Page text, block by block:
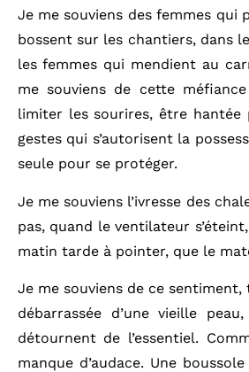
Je me souviens des femmes
bossent sur les chantiers, dans
les femmes qui mendient au
me souviens de cette
limiter les sourires, être
gestes qui s’autorisent la
seule pour se protéger.
Je me souviens l’ivresse des
pas, quand le ventilateur
matin tarde à pointer, que le
Je me souviens de ce
débarrassée d’une vieille
détournent de l’essentiel.
manque d’audace. Une